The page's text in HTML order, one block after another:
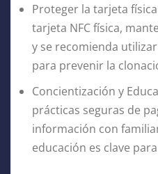
Proteger la tarjeta
tarjeta NFC física,
y se recomienda
para prevenir la
Concientización y
prácticas seguras de
información con
educación es clave